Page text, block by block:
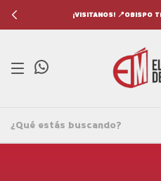
¡VISITANOS! 📍OBISPO